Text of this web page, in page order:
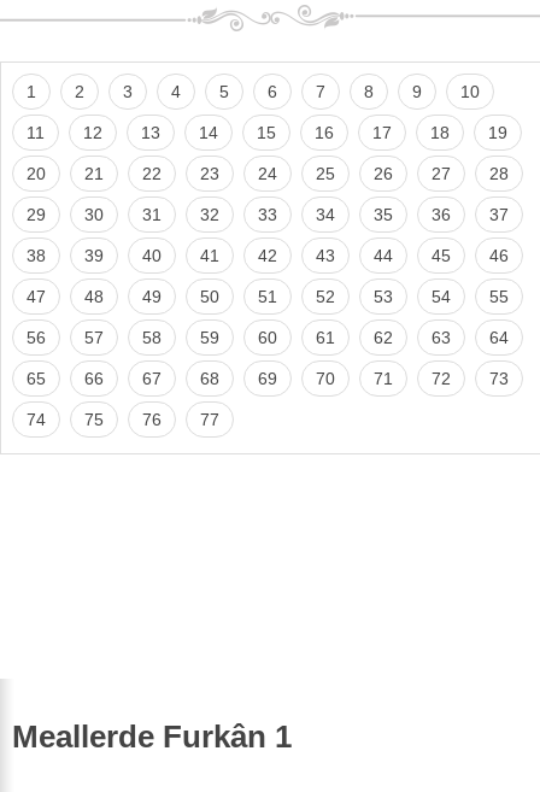
1 2 3 4 5 6 7 8 9 10
11 12 13 14 15 16 17 18 19
20 21 22 23 24 25 26 27 28
29 30 31 32 33 34 35 36 37
38 39 40 41 42 43 44 45 46
47 48 49 50 51 52 53 54 55
56 57 58 59 60 61 62 63 64
65 66 67 68 69 70 71 72 73
74 75 76 77
Meallerde Furkân 1